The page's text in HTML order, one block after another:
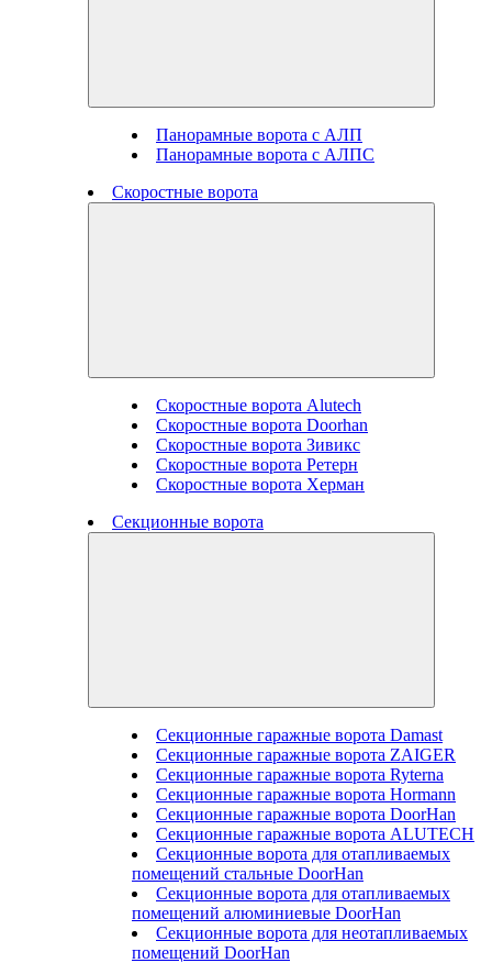
Панорамные ворота с АЛП
Панорамные ворота с АЛПС
Скоростные ворота
Скоростные ворота Alutech
Скоростные ворота Doorhan
Скоростные ворота Зивикс
Скоростные ворота Ретерн
Скоростные ворота Херман
Секционные ворота
Секционные гаражные ворота Damast
Секционные гаражные ворота ZAIGER
Секционные гаражные ворота Ryterna
Секционные гаражные ворота Hormann
Секционные гаражные ворота DoorHan
Секционные гаражные ворота ALUTECH
Секционные ворота для отапливаемых
помещений стальные DoorHan
Секционные ворота для отапливаемых
помещений алюминиевые DoorHan
Секционные ворота для неотапливаемых
помещений DoorHan